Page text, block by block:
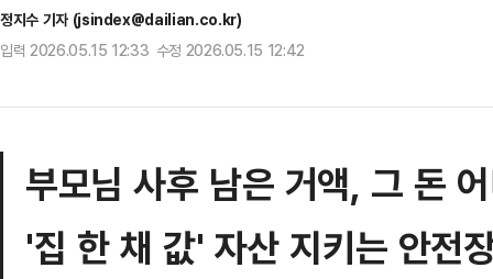
정지수 기자 (jsindex@dailian.co.kr)
입력 2026.05.15 12:33 수정 2026.05.15 12:42
부모님 사후 남은 거액, 그 돈
'집 한 채 값' 자산 지키는 안전